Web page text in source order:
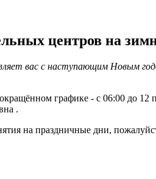
центров на
вас с наступающим Новым
графике - с 06:00 до
.
на праздничные дни,